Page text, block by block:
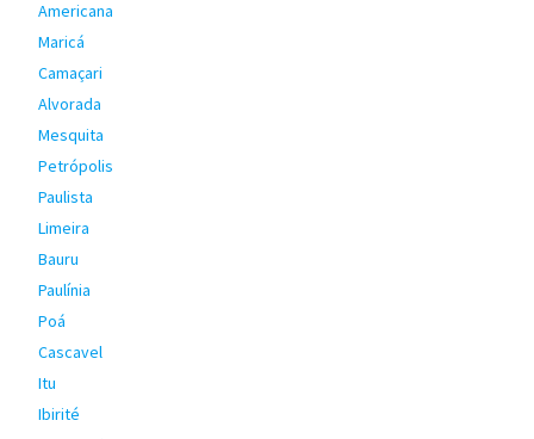
Americana
Maricá
Camaçari
Alvorada
Mesquita
Petrópolis
Paulista
Limeira
Bauru
Paulínia
Poá
Cascavel
Itu
Ibirité